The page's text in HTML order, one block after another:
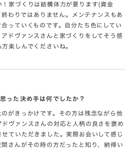
家づくりは結構体力が要ります(資金
わりではありません。メンテナンスもあ
っていくものです。自分たち色にしてい
ドヴァンスさんと家づくりをしてそう感
楽しんでくださいね。
った決め手は何でしたか？
がきっかけです。その方は残念ながら他
ヴァンスさんの対応と人柄の良さを褒め
ていただきました。実際お会いして感じ
さんがその時の方だったと知り、納得い